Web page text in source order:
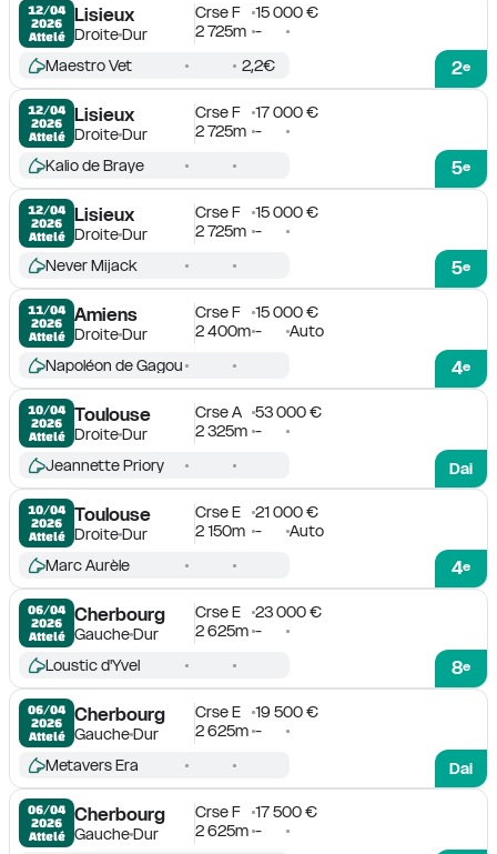
12/04
2026
Attelé
Lisieux
DroiteDur
Crse F
15 000 €
2 725m -
2e
Maestro Vet 2,2€
12/04
2026
Attelé
Lisieux
DroiteDur
Crse F
17 000 €
2 725m -
5e
Kalio de Braye
12/04
2026
Attelé
Lisieux
DroiteDur
Crse F
15 000 €
2 725m -
5e
Never Mijack
11/04
2026
Attelé
Amiens
DroiteDur
Crse F
15 000 €
2 400m - Auto
4e
Napoléon de Gagou
10/04
2026
Attelé
Toulouse
DroiteDur
Crse A
53 000 €
2 325m -
Dai
Jeannette Priory
10/04
2026
Attelé
Toulouse
DroiteDur
Crse E
21 000 €
2 150m - Auto
4e
Marc Aurèle
06/04
2026
Attelé
Cherbourg
GaucheDur
Crse E
23 000 €
2 625m -
8e
Loustic d'Yvel
06/04
2026
Attelé
Cherbourg
GaucheDur
Crse E
19 500 €
2 625m -
Dai
Metavers Era
06/04
2026
Attelé
Cherbourg
GaucheDur
Crse F
17 500 €
2 625m -